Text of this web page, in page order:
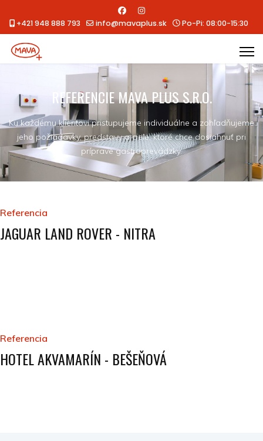
+421 948 888 793 info@mavaplus.sk Po-Pi: 08:00-15:30
REFERENCIE MAVA PLUS S.R.O.
Ku každému klientovi pristupujeme individuálne a zohľadňujeme
jeho požiadavky, predstavy a ciele, ktoré chce dosiahnuť pri
príprave gastroprevádzky.
Referencia
JAGUAR LAND ROVER - NITRA
Referencia
HOTEL AKVAMARÍN - BEŠEŇOVÁ